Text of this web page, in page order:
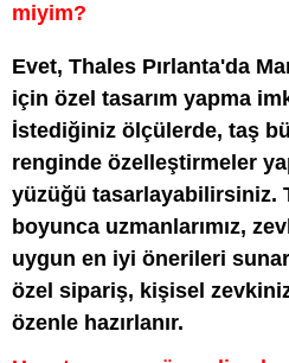
miyim?
Evet, Thales Pırlanta'da
için özel tasarım yapma
İstediğiniz ölçülerde, taş
renginde özelleştirmeler
yüzüğü tasarlayabilirsiniz.
boyunca uzmanlarımız,
uygun en iyi önerileri
özel sipariş, kişisel
özenle hazırlanır.